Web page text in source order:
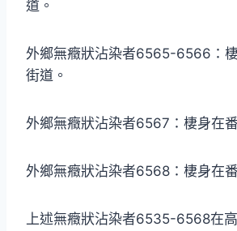
道。
外鄉無癥狀沾染者6565-6566：
街道。
外鄉無癥狀沾染者6567：棲身在
外鄉無癥狀沾染者6568：棲身在
上述無癥狀沾染者6535-6568在